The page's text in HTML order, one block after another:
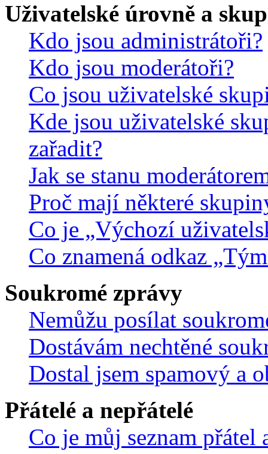
Uživatelské úrovně a
Kdo jsou administrátoři?
Kdo jsou moderátoři?
Co jsou uživatelské
Kde jsou uživatelské
zařadit?
Jak se stanu
Proč mají některé
Co je „Výchozí
Co znamená odkaz
Soukromé zprávy
Nemůžu posílat
Dostávám nechtěné
Dostal jsem spamový a
Přátelé a nepřátelé
Co je můj seznam přátel